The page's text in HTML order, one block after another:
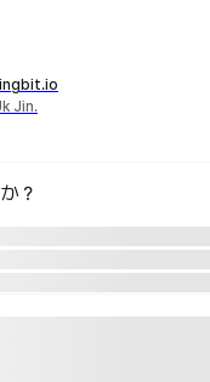
Jin.
？